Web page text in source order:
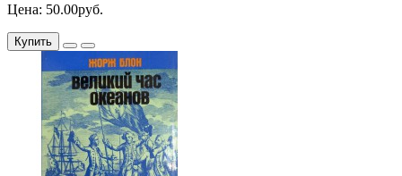
Цена: 50.00руб.
Купить